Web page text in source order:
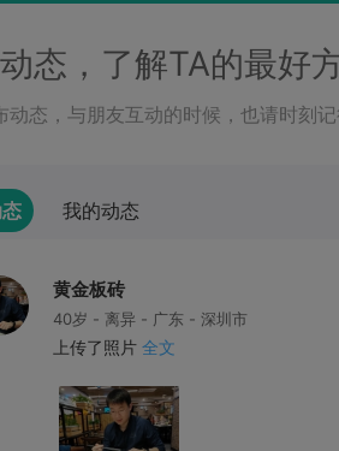
态，了解TA的最好
动态，与朋友互动的时候，也请时刻记
我的动态
黄金板砖
40岁 - 离异 - 广东 - 深圳市
上传了照片 全文